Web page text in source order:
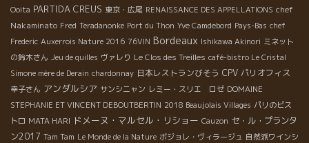
Ooita PARTIDA CREUS 東京・広尾 RENAISSANCE DES APPELLATIONS chef
Nakaminato Fred Teradanonke Port du Thon Yve Camdebord Pays-Bas chef
Frederic Auxerrois Nature 2016 76VIN Bordeaux Ishikawa Akinori ミネット
の鈴木さん Jeu de quilles ヴァレり Le Clos des Treilles café-bistro Le Cristal
Simone mère de Derain chardonnay 日本レストランびそう CPV パリオフィス
幸子さん アンダルシア サンシニャン レミー・スリエ ロゼ DOMAINE
STEPHANIE ET VINCENT DEBOUTBERTIN 2018 Beaujolais Villages パリのビス
トロ MATA HARI ドメーヌ・マルセル・リショー Cauzon セ・ル・プランタ
ン2017 Tam Tam Le Monde de la Nature ボジョレ・ヴィラージュ 自然派ワインシ